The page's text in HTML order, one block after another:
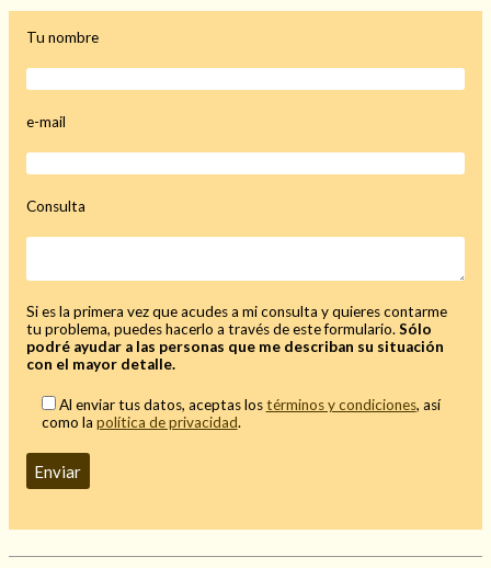
Endulzamiento
Consulta de tarot online
Tu nombre
e-mail
Consulta
Si es la primera vez que acudes a mi consulta y quieres contarme
tu problema, puedes hacerlo a través de este formulario.Sólo
podré ayudar a las personas que me describan su situación
con el mayor detalle.
Al enviar tus datos, aceptas lostérminos y condiciones, así
como la política de privacidad.